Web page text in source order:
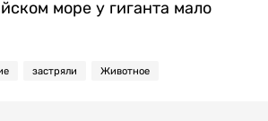
море у гиганта мало
застряли Животное